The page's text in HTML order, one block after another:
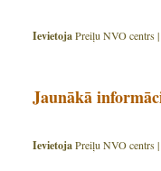
IevietojaPreiļu NVO centrs |
Jaunākā
IevietojaPreiļu NVO centrs |